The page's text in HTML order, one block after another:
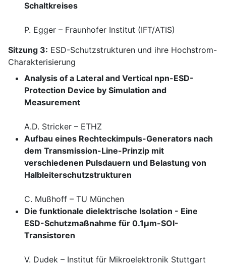
Schaltkreises
P. Egger – Fraunhofer Institut (IFT/ATIS)
Sitzung 3: ESD-Schutzstrukturen und ihre Hochstrom-
Charakterisierung
Analysis of a Lateral and Vertical npn-ESD-
Protection Device by Simulation and
Measurement
A.D. Stricker – ETHZ
Aufbau eines Rechteckimpuls-Generators nach
dem Transmission-Line-Prinzip mit
verschiedenen Pulsdauern und Belastung von
Halbleiterschutzstrukturen
C. Mußhoff – TU München
Die funktionale dielektrische Isolation - Eine
ESD-Schutzmaßnahme für 0.1µm-SOI-
Transistoren
V. Dudek – Institut für Mikroelektronik Stuttgart